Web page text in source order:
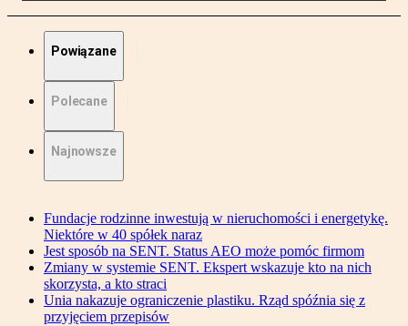
Powiązane
Polecane
Najnowsze
Fundacje rodzinne inwestują w nieruchomości i energetykę.
Niektóre w 40 spółek naraz
Jest sposób na SENT. Status AEO może pomóc firmom
Zmiany w systemie SENT. Ekspert wskazuje kto na nich
skorzysta, a kto straci
Unia nakazuje ograniczenie plastiku. Rząd spóźnia się z
przyjęciem przepisów